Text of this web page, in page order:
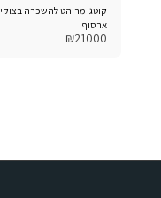
קוטג' מרוהט להשכרה בצוקי
ארסוף
₪21000